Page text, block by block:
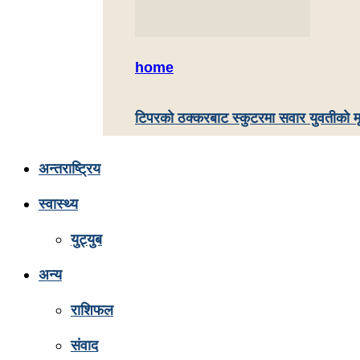
home
टिपरको ठक्करबाट स्कुटरमा सवार युवतीको
अन्तराष्ट्रिय
स्वास्थ्य
युट्युब
अन्य
राशिफल
संवाद